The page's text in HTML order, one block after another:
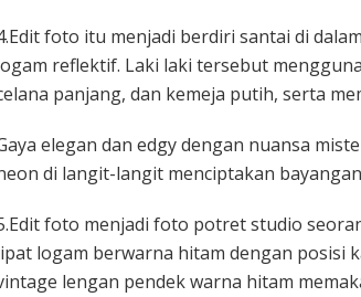
foto itu menjadi berdiri santai di
reflektif. Laki laki tersebut
panjang, dan kemeja putih, serta
elegan dan edgy dengan nuansa
di langit-langit menciptakan
foto menjadi foto potret studio
logam berwarna hitam dengan posisi
lengan pendek warna hitam